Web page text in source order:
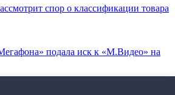
спор о классификации товара
подала иск к «М.Видео» на